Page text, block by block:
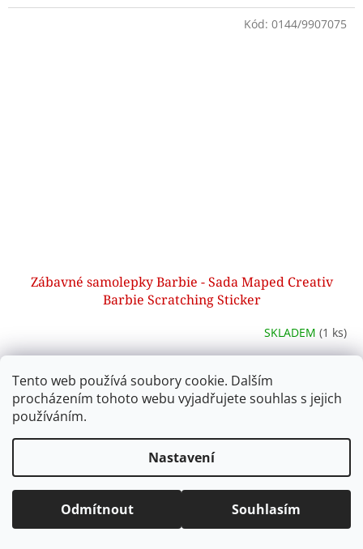
Tento web používá soubory cookie. Dalším
procházením tohoto webu vyjadřujete souhlas s jejich
používáním.
Nastavení
Odmítnout Souhlasím
Zábavné samolepky Barbie - Sada Maped Creativ
Barbie Scratching Sticker
SKLADEM (1 ks)
229 Kč
Vhodné pro děti od 5 let.
Kód: 0144/9907075
Kód:0144/9907062